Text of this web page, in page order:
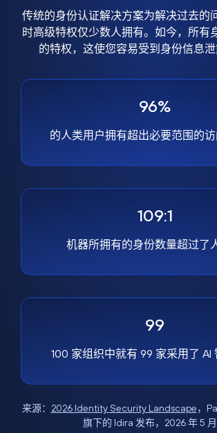
传统的身份认证解决方案为解决过去的
时高级特权仅少数人拥有。如今，所有
的特权，这使您容易受到身份信息泄
96%
的人类用户拥有超出必要范围的访
109:1
机器所拥有的身份数量超过了
99
100 家组织中就有 99 家采用了 AI
来源： 2026 Identity Security Landscape，
旗下的 Idira 发布，2026 年 5 月